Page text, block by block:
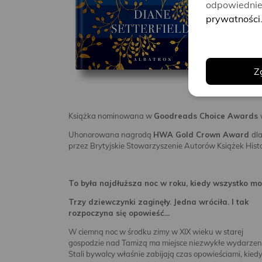
Ta
„
Książka nominowana w Goodreads Choice Awards
Uhonorowana nagrodą HWA Gold Crown Award
przez Brytyjskie Stowarzyszenie Autorów Książek
To była najdłuższa noc w roku, kiedy wszystko
Trzy dziewczynki zaginęły. Jedna wróciła. I tak
rozpoczyna się opowieść…
W ciemną noc w środku zimy w XIX wieku w starej
gospodzie nad Tamizą ma miejsce niezwykłe
Stali bywalcy właśnie zabijają czas opowieściami,
prywatności.